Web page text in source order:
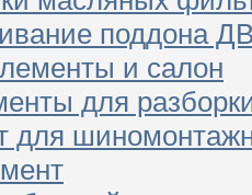
поддона
и салон
для
для